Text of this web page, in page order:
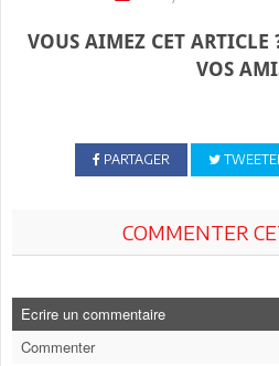
VOUS AIMEZ CET ARTICLE
VOS
PARTAGER
COMMENTER
Ecrire un commentaire
Commenter